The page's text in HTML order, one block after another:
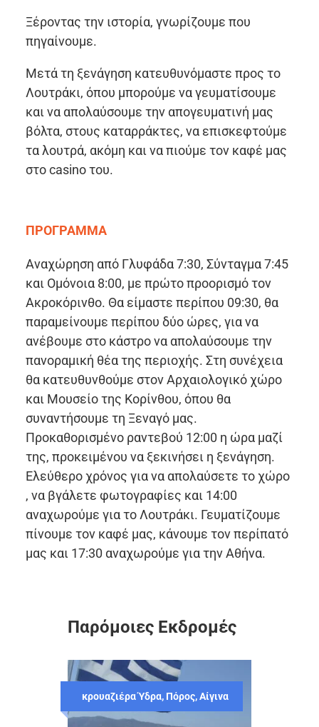
Ξέροντας την ιστορία, γνωρίζουμε που
πηγαίνουμε.
Μετά τη ξενάγηση κατευθυνόμαστε προς το
Λουτράκι, όπου μπορούμε να γευματίσουμε
και να απολαύσουμε την απογευματινή μας
βόλτα, στους καταρράκτες, να επισκεφτούμε
τα λουτρά, ακόμη και να πιούμε τον καφέ μας
στο casino του.
ΠΡΟΓΡΑΜΜΑ
Αναχώρηση από Γλυφάδα 7:30, Σύνταγμα 7:45
και Ομόνοια 8:00, με πρώτο προορισμό τον
Ακροκόρινθο. Θα είμαστε περίπου 09:30, θα
παραμείνουμε περίπου δύο ώρες, για να
ανέβουμε στο κάστρο να απολαύσουμε την
πανοραμική θέα της περιοχής. Στη συνέχεια
θα κατευθυνθούμε στον Αρχαιολογικό χώρο
και Μουσείο της Κορίνθου, όπου θα
συναντήσουμε τη Ξεναγό μας.
Προκαθορισμένο ραντεβού 12:00 η ώρα μαζί
της, προκειμένου να ξεκινήσει η ξενάγηση.
Ελεύθερο χρόνος για να απολαύσετε το χώρο
, να βγάλετε φωτογραφίες και 14:00
αναχωρούμε για το Λουτράκι. Γευματίζουμε
πίνουμε τον καφέ μας, κάνουμε τον περίπατό
μας και 17:30 αναχωρούμε για την Αθήνα.
Παρόμοιες Εκδρομές
κρουαζιέρα Ύδρα, Πόρος, Αίγινα